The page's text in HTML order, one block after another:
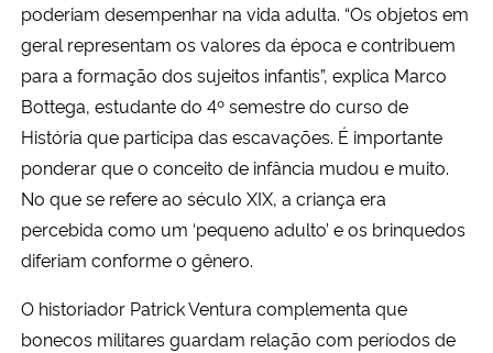
poderiam desempenhar na vida adulta. “Os objetos em
geral representam os valores da época e contribuem
para a formação dos sujeitos infantis”, explica Marco
Bottega, estudante do 4º semestre do curso de
História que participa das escavações. É importante
ponderar que o conceito de infância mudou e muito.
No que se refere ao século XIX, a criança era
percebida como um ‘pequeno adulto’ e os brinquedos
diferiam conforme o gênero.
O historiador Patrick Ventura complementa que
bonecos militares guardam relação com períodos de